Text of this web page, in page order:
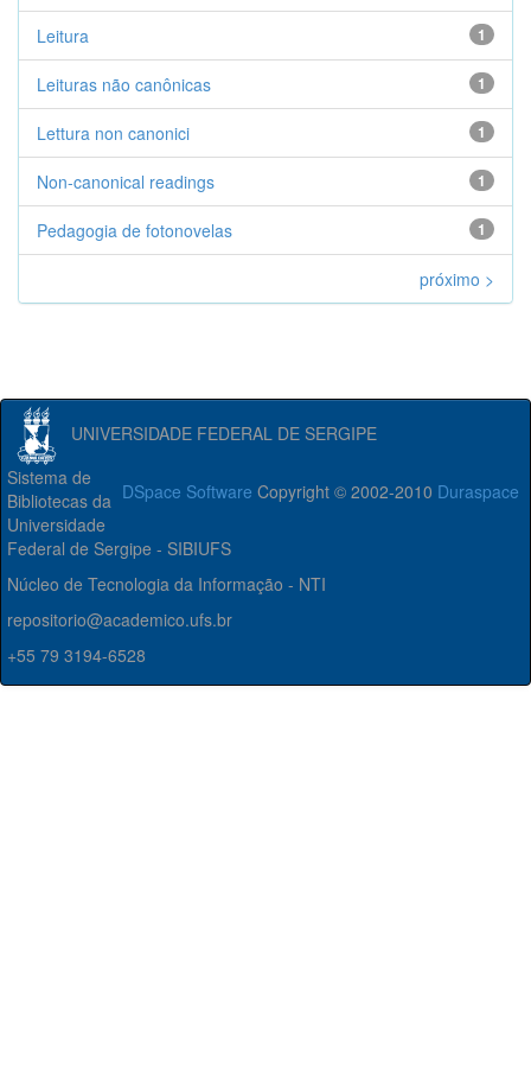
1
Leitura
1
Leituras não canônicas
1
Lettura non canonici
1
Non-canonical readings
1
Pedagogia de fotonovelas
próximo >
UNIVERSIDADE FEDERAL DE SERGIPE
DSpace Software Copyright © 2002-2010 Duraspace
Sistema de
Bibliotecas da
Universidade
Federal de Sergipe - SIBIUFS
Núcleo de Tecnologia da Informação - NTI
repositorio@academico.ufs.br
+55 79 3194-6528